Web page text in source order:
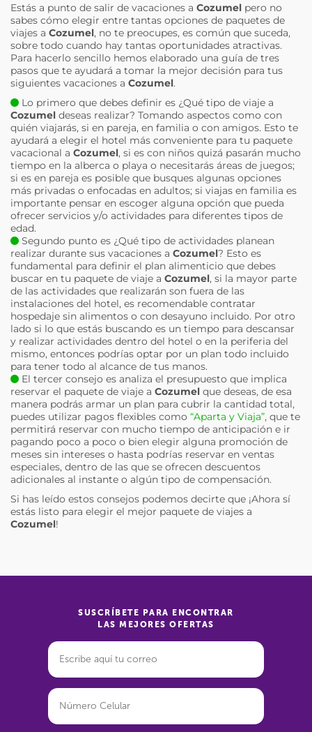
Estás a punto de salir de vacaciones a Cozumel pero no
sabes cómo elegir entre tantas opciones de paquetes de
viajes a Cozumel, no te preocupes, es común que suceda,
sobre todo cuando hay tantas oportunidades atractivas.
Para hacerlo sencillo hemos elaborado una guía de tres
pasos que te ayudará a tomar la mejor decisión para tus
siguientes vacaciones a Cozumel.
Lo primero que debes definir es ¿Qué tipo de viaje a
Cozumel deseas realizar? Tomando aspectos como con
quién viajarás, si en pareja, en familia o con amigos. Esto te
ayudará a elegir el hotel más conveniente para tu paquete
vacacional a Cozumel, si es con niños quizá pasarán mucho
tiempo en la alberca o playa o necesitarás áreas de juegos;
si es en pareja es posible que busques algunas opciones
más privadas o enfocadas en adultos; si viajas en familia es
importante pensar en escoger alguna opción que pueda
ofrecer servicios y/o actividades para diferentes tipos de
edad.
Segundo punto es ¿Qué tipo de actividades planean
realizar durante sus vacaciones a Cozumel? Esto es
fundamental para definir el plan alimenticio que debes
buscar en tu paquete de viaje a Cozumel, si la mayor parte
de las actividades que realizarán son fuera de las
instalaciones del hotel, es recomendable contratar
hospedaje sin alimentos o con desayuno incluido. Por otro
lado si lo que estás buscando es un tiempo para descansar
y realizar actividades dentro del hotel o en la periferia del
mismo, entonces podrías optar por un plan todo incluido
para tener todo al alcance de tus manos.
El tercer consejo es analiza el presupuesto que implica
reservar el paquete de viaje a Cozumel que deseas, de esa
manera podrás armar un plan para cubrir la cantidad total,
puedes utilizar pagos flexibles como “Aparta y Viaja”, que te
permitirá reservar con mucho tiempo de anticipación e ir
pagando poco a poco o bien elegir alguna promoción de
meses sin intereses o hasta podrías reservar en ventas
especiales, dentro de las que se ofrecen descuentos
adicionales al instante o algún tipo de compensación.
Si has leído estos consejos podemos decirte que ¡Ahora sí
estás listo para elegir el mejor paquete de viajes a
Cozumel!
SUSCRÍBETE PARA ENCONTRAR
LAS MEJORES OFERTAS